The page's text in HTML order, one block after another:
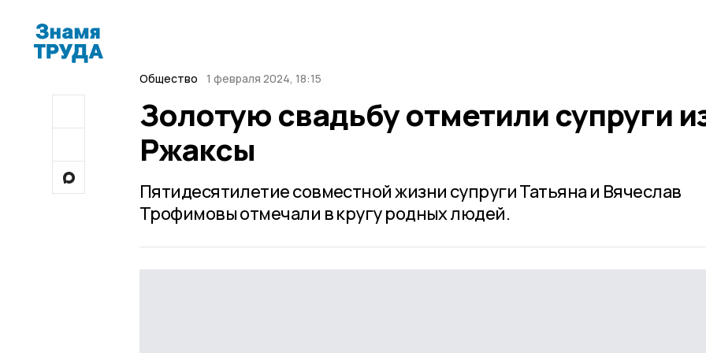
Общество 1 февраля 2024, 18:15
Золотую свадьбу отметили супруги
Ржаксы
Пятидесятилетие совместной жизни супруги Татьяна и Вячеслав
Трофимовы отмечали в кругу родных людей.